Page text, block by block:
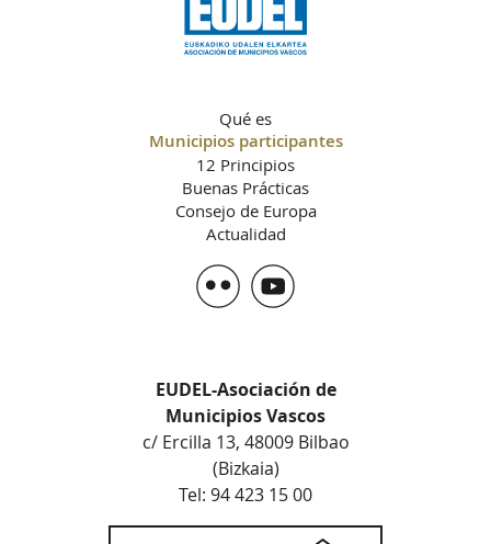
Qué es
Municipios participantes
12 Principios
Buenas Prácticas
Consejo de Europa
Actualidad
EUDEL-Asociación de
Municipios Vascos
c/ Ercilla 13, 48009 Bilbao
(Bizkaia)
Tel: 94 423 15 00